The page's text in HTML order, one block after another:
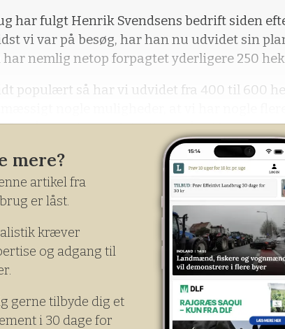
har fulgt Henrik Svendsens bedrift siden
vi var på besøg, har han nu udvidet sin
nemlig netop forpagtet yderligere 250
populært så har vi udvidet fra 400 til 600
så sker det selvfølgelig også ud fra et ø
mere?
artikel fra
er låst.
kræver
og adgang til
gerne tilbyde dig et
i 30 dage for